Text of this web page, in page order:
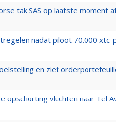
tak SAS op laatste moment
nadat piloot 70.000 xtc-
en ziet
opschorting vluchten naar Tel